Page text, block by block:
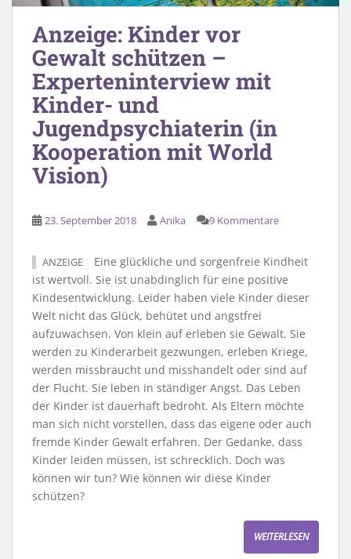
Anzeige: Kinder vor
Gewalt schützen –
Experteninterview mit
Kinder- und
Jugendpsychiaterin (in
Kooperation mit World
Vision)
23. September 2018 Anika 9 Kommentare
ANZEIGE
Eine glückliche und sorgenfreie Kindheit
ist wertvoll. Sie ist unabdinglich für eine positive
Kindesentwicklung. Leider haben viele Kinder dieser
Welt nicht das Glück, behütet und angstfrei
aufzuwachsen. Von klein auf erleben sie Gewalt. Sie
werden zu Kinderarbeit gezwungen, erleben Kriege,
werden missbraucht und misshandelt oder sind auf
der Flucht. Sie leben in ständiger Angst. Das Leben
der Kinder ist dauerhaft bedroht. Als Eltern möchte
man sich nicht vorstellen, dass das eigene oder auch
fremde Kinder Gewalt erfahren. Der Gedanke, dass
Kinder leiden müssen, ist schrecklich. Doch was
können wir tun? Wie können wir diese Kinder
schützen?
WEITERLESEN